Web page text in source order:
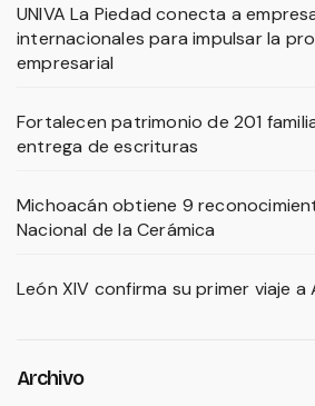
UNIVA La Piedad conecta a
internacionales para impulsar la
empresarial
Fortalecen patrimonio de 201
entrega de escrituras
Michoacán obtiene 9
Nacional de la Cerámica
León XIV confirma su primer viaje a
Archivo